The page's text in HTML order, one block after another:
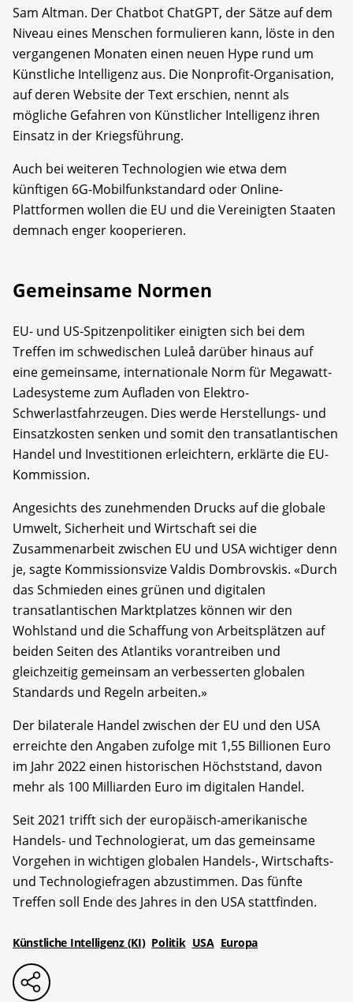
Sam Altman. Der Chatbot ChatGPT, der Sätze auf dem
Niveau eines Menschen formulieren kann, löste in den
vergangenen Monaten einen neuen Hype rund um
Künstliche Intelligenz aus. Die Nonprofit-Organisation,
auf deren Website der Text erschien, nennt als
mögliche Gefahren von Künstlicher Intelligenz ihren
Einsatz in der Kriegsführung.
Auch bei weiteren Technologien wie etwa dem
künftigen 6G-Mobilfunkstandard oder Online-
Plattformen wollen die EU und die Vereinigten Staaten
demnach enger kooperieren.
Gemeinsame Normen
EU- und US-Spitzenpolitiker einigten sich bei dem
Treffen im schwedischen Luleå darüber hinaus auf
eine gemeinsame, internationale Norm für Megawatt-
Ladesysteme zum Aufladen von Elektro-
Schwerlastfahrzeugen. Dies werde Herstellungs- und
Einsatzkosten senken und somit den transatlantischen
Handel und Investitionen erleichtern, erklärte die EU-
Kommission.
Angesichts des zunehmenden Drucks auf die globale
Umwelt, Sicherheit und Wirtschaft sei die
Zusammenarbeit zwischen EU und USA wichtiger denn
je, sagte Kommissionsvize Valdis Dombrovskis. «Durch
das Schmieden eines grünen und digitalen
transatlantischen Marktplatzes können wir den
Wohlstand und die Schaffung von Arbeitsplätzen auf
beiden Seiten des Atlantiks vorantreiben und
gleichzeitig gemeinsam an verbesserten globalen
Standards und Regeln arbeiten.»
Der bilaterale Handel zwischen der EU und den USA
erreichte den Angaben zufolge mit 1,55 Billionen Euro
im Jahr 2022 einen historischen Höchststand, davon
mehr als 100 Milliarden Euro im digitalen Handel.
Seit 2021 trifft sich der europäisch-amerikanische
Handels- und Technologierat, um das gemeinsame
Vorgehen in wichtigen globalen Handels-, Wirtschafts-
und Technologiefragen abzustimmen. Das fünfte
Treffen soll Ende des Jahres in den USA stattfinden.
Künstliche Intelligenz (KI) Politik USA Europa